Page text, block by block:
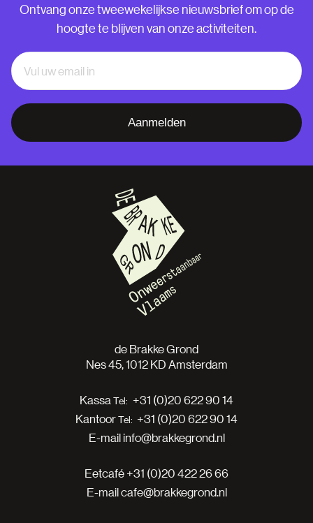
Ontvang onze tweewekelijkse nieuwsbrief om op de
hoogte te blijven van onze activiteiten.
Aanmelden
de Brakke Grond
Nes 45, 1012 KD Amsterdam
Kassa
+31 (0)20 622 90 14
Kantoor
+31 (0)20 622 90 14
E-mailinfo@brakkegrond.nl
Eetcafé+31 (0)20 422 26 66
E-mailcafe@brakkegrond.nl